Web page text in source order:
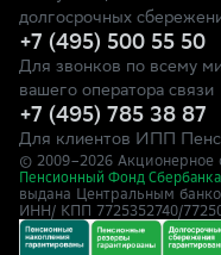
долгосрочных
+7 (495) 500 55 50
Для звонков по всему
вашего оператора связи
+7 (495) 785 38 87
Для клиентов ИПП
© 2009–2026 Акционерное
Пенсионный Фонд Сбербанка
выдана Центральным
ИНН/ КПП 7725352740/